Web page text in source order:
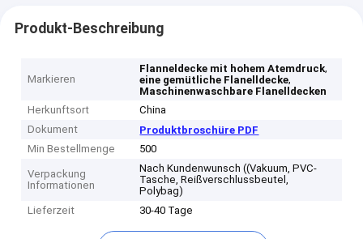
Produkt-Beschreibung
Markieren
Flanneldecke mit hohem Atemdruck,
eine gemütliche Flanelldecke,
Maschinenwaschbare Flanelldecken
Herkunftsort
China
Dokument
Produktbroschüre PDF
Min Bestellmenge
500
Verpackung
Informationen
Nach Kundenwunsch ((Vakuum, PVC-
Tasche, Reißverschlussbeutel,
Polybag)
Lieferzeit
30-40 Tage